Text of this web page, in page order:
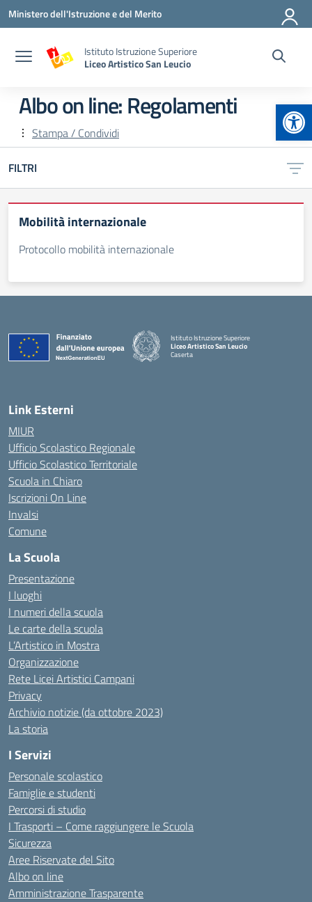
Vai ai contenuti
Vai al menu di navigazione
Vai al footer
Ministero dell'Istruzione e del Merito
Istituto Istruzione Superiore
Liceo Artistico San Leucio
Albo on line:Regolamenti
Stampa / Condividi
FILTRI
Mobilità internazionale
Protocollo mobilità internazionale
Istituto Istruzione Superiore
Liceo Artistico San Leucio
Caserta
Link Esterni
MIUR
Ufficio Scolastico Regionale
Ufficio Scolastico Territoriale
Scuola in Chiaro
Iscrizioni On Line
Invalsi
Comune
La Scuola
Presentazione
I luoghi
I numeri della scuola
Le carte della scuola
L’Artistico in Mostra
Organizzazione
Rete Licei Artistici Campani
Privacy
Archivio notizie (da ottobre 2023)
La storia
I Servizi
Personale scolastico
Famiglie e studenti
Percorsi di studio
I Trasporti – Come raggiungere le Scuola
Sicurezza
Aree Riservate del Sito
Albo on line
Amministrazione Trasparente